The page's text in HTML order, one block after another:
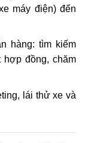
máy điện) đến
hàng: tìm kiếm
hợp đồng, chăm
lái thử xe và